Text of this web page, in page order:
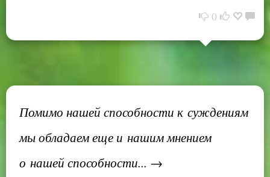
0
Помимо нашей способности к суждениям
мы обладаем еще и нашим мнением
о нашей способности... →